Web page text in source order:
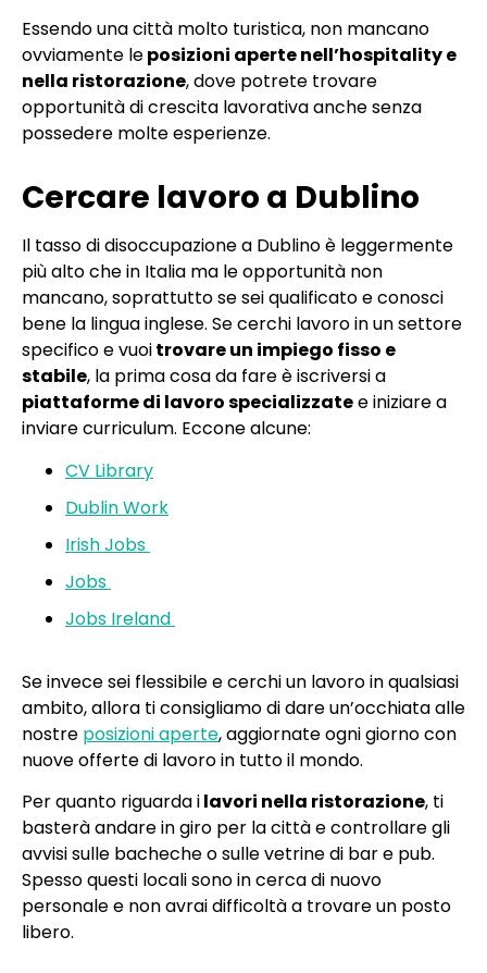
Essendo una città molto turistica, non mancano
ovviamente leposizioni aperte nell’hospitality e
nella ristorazione, dove potrete trovare
opportunità di crescita lavorativa anche senza
possedere molte esperienze.
Cercare lavoro a Dublino
Il tasso di disoccupazione a Dublino è leggermente
più alto che in Italia ma le opportunità non
mancano, soprattutto se sei qualificato e conosci
bene la lingua inglese. Se cerchi lavoro in un settore
specifico e vuoitrovare un impiego fisso e
stabile, la prima cosa da fare è iscriversi a
piattaforme di lavoro specializzatee iniziare a
inviare curriculum. Eccone alcune:
CV Library
Dublin Work
Irish Jobs
Jobs
Jobs Ireland
Se invece sei flessibile e cerchi un lavoro in qualsiasi
ambito, allora ti consigliamo di dare un’occhiata alle
nostre posizioni aperte, aggiornate ogni giorno con
nuove offerte di lavoro in tutto il mondo.
Per quanto riguarda ilavori nella ristorazione, ti
basterà andare in giro per la città e controllare gli
avvisi sulle bacheche o sulle vetrine di bar e pub.
Spesso questi locali sono in cerca di nuovo
personale e non avrai difficoltà a trovare un posto
libero.